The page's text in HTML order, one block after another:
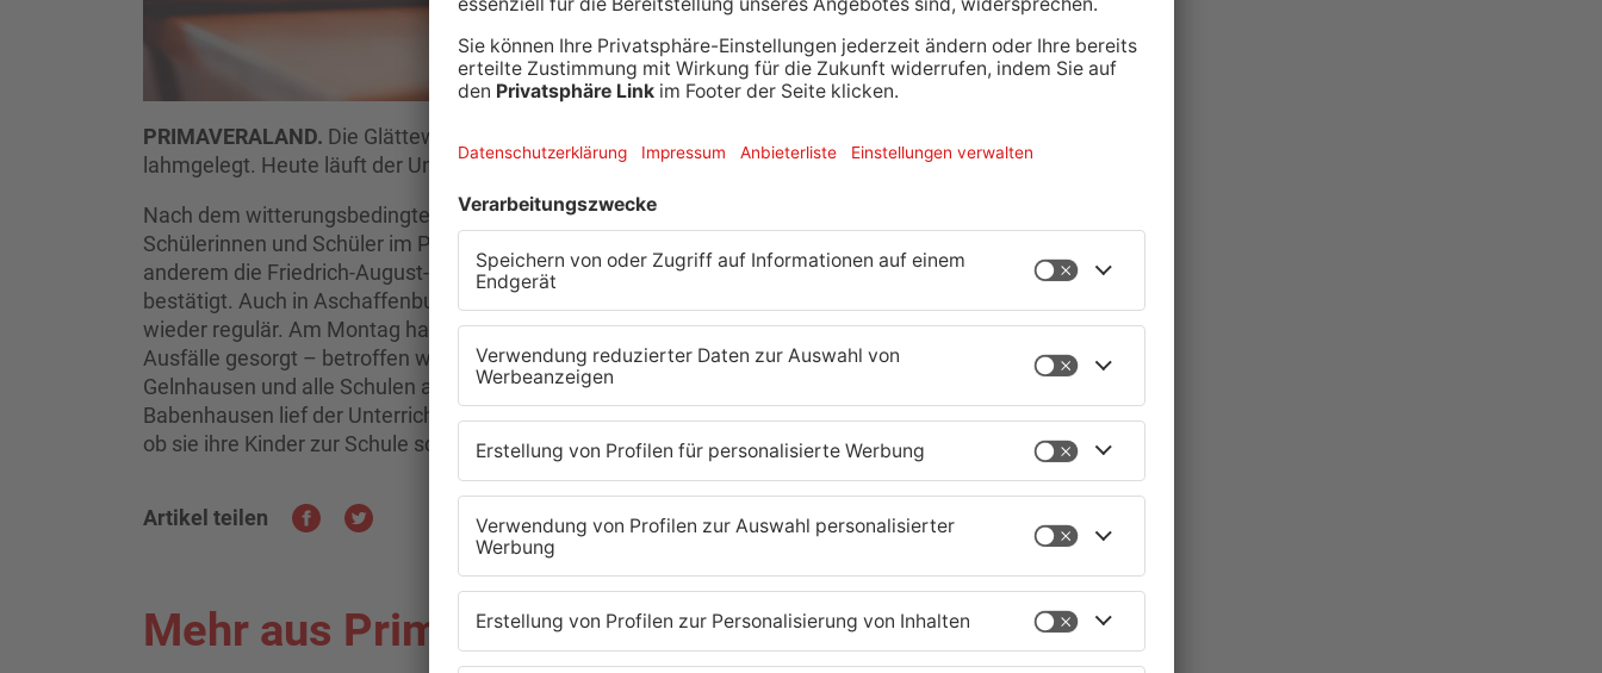
PRIMAVERALAND. Die Glättewarnung vom Montag hat viele Schulen im Primaveraland
lahmgelegt. Heute läuft der Unterricht aber wieder regulär.
Nach dem witterungsbedingten Unterrichtsausfall am Montag geht es heute für viele
Schülerinnen und Schüler im Primaveraland wieder normal in die Schule. Das hat unter
anderem die Friedrich-August-Genth-Schule in Wächtersbach gegenüber Radio Primavera
bestätigt. Auch in Aschaffenburg und im Kreis Miltenberg läuft der Schulbetrieb heute
wieder regulär. Am Montag hatte eine Glättewarnung des Deutschen Wetterdienstes für
Ausfälle gesorgt – betroffen waren unter anderem das Grimmelshausen-Gymnasium in
Gelnhausen und alle Schulen am Bayerischen Untermain. An der Bachgauschule in
Babenhausen lief der Unterricht digital, und in Offenbach konnten Eltern selbst entscheiden,
ob sie ihre Kinder zur Schule schicken.
Artikel teilen
Mehr aus Primaveraland